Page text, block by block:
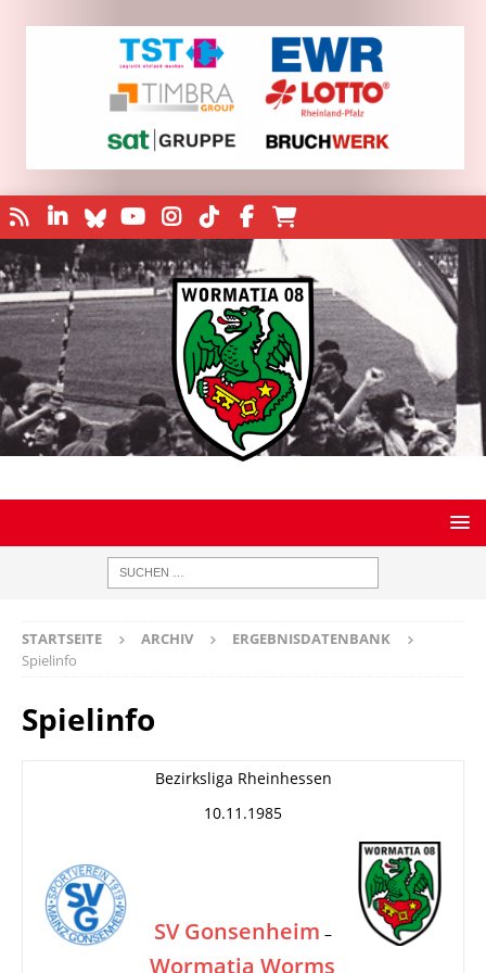
STARTSEITE ARCHIV
ERGEBNISDATENBANK
Spielinfo
Spielinfo
Bezirksliga Rheinhessen
10.11.1985
SV Gonsenheim –
Wormatia Worms